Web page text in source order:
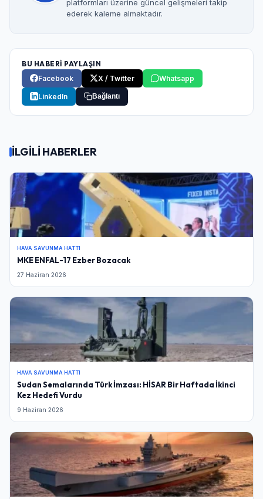
platformları üzerine güncel gelişmeleri takip
ederek kaleme almaktadır.
BU HABERİ PAYLAŞIN
Facebook
X / Twitter Whatsapp
LinkedIn Bağlantı
İLGİLİ HABERLER
HAVA SAVUNMA HATTI
MKE ENFAL-17 Ezber Bozacak
27 Haziran 2026
HAVA SAVUNMA HATTI
Sudan Semalarında Türk İmzası: HİSAR Bir Haftada İkinci
Kez Hedefi Vurdu
9 Haziran 2026